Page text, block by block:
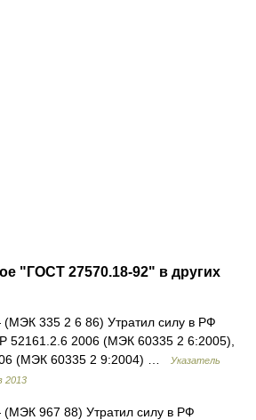
"ГОСТ 27570.18-92" в других
335 2 6 86) Утратил силу в РФ
52161.2.6 2006 (МЭК 60335 2 6:2005),
(МЭК 60335 2 9:2004) …
Указатель
2013
967 88) Утратил силу в РФ